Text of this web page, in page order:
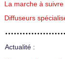
La marche à
Diffuseurs
Actualité :